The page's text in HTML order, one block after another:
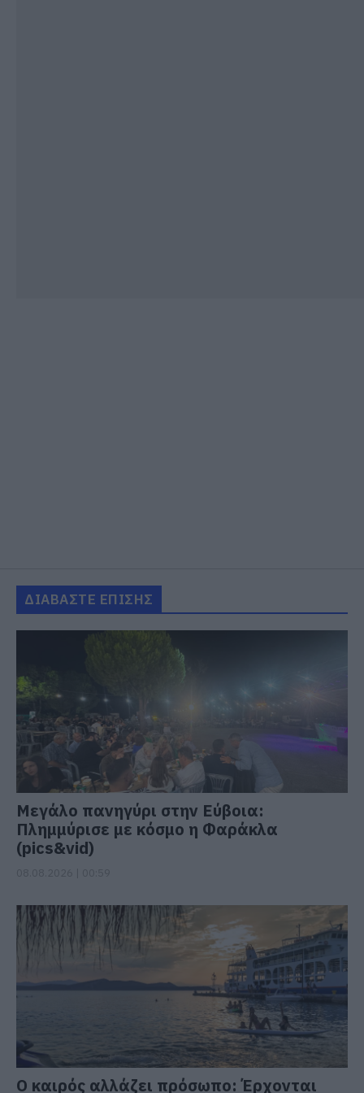
ΔΙΑΒΑΣΤΕ ΕΠΙΣΗΣ
Μεγάλο πανηγύρι στην Εύβοια:
Πλημμύρισε με κόσμο η Φαράκλα
(pics&vid)
Ο καιρός αλλάζει πρόσωπο: Έρχονται